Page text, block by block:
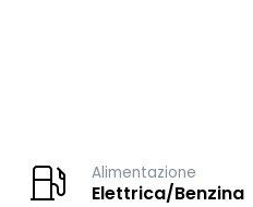
Alimentazione
Elettrica/Benzina